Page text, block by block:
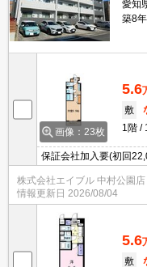
愛知
築8年
画像：23枚
5.6
敷
1階
保証会社加入要(初回
き。システムキッチン。
株式会社エイブル 中村公園店
情報更新日 2026/08/04
5.6
敷